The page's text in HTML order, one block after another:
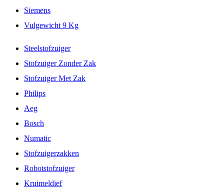
Siemens
Vulgewicht 9 Kg
Steelstofzuiger
Stofzuiger Zonder Zak
Stofzuiger Met Zak
Philips
Aeg
Bosch
Numatic
Stofzuigerzakken
Robotstofzuiger
Kruimeldief